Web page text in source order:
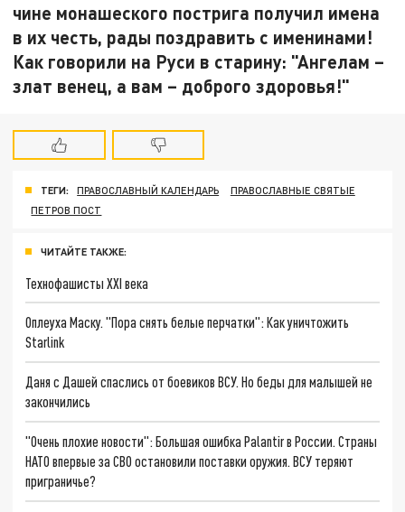
чине монашеского пострига получил имена
в их честь, рады поздравить с именинами!
Как говорили на Руси в старину: "Ангелам –
злат венец, а вам – доброго здоровья!"
ТЕГИ: ПРАВОСЛАВНЫЙ КАЛЕНДАРЬ
ПРАВОСЛАВНЫЕ СВЯТЫЕ
ПЕТРОВ ПОСТ
ЧИТАЙТЕ ТАКЖЕ:
Технофашисты XXI века
Оплеуха Маску. "Пора снять белые перчатки": Как уничтожить
Starlink
Даня с Дашей спаслись от боевиков ВСУ. Но беды для малышей не
закончились
"Очень плохие новости": Большая ошибка Palantir в России. Страны
НАТО впервые за СВО остановили поставки оружия. ВСУ теряют
приграничье?